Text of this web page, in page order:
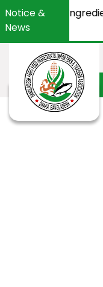
Notice &
News
Feed Ingredients
Apply Membership